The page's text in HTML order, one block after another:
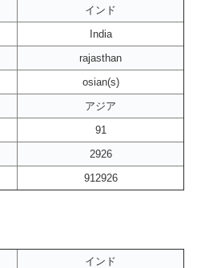
インド
India
rajasthan
osian(s)
アジア
91
2926
912926
インド